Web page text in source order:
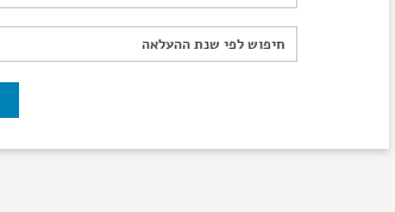
חיפוש לפי שנת ההעלאה
חיפוש לפי שנת ההעלאה